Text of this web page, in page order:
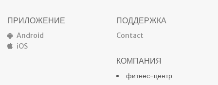
ПРИЛОЖЕНИЕ
Android
iOS
ПОДДЕРЖКА
Contact
КОМПАНИЯ
фитнес-центр